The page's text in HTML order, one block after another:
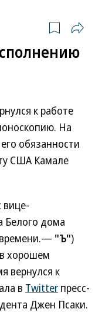
к работе
На
обязанности
США Камале
вице-
Белого дома
"Ъ")
хорошем
вернулся к
в Twitter пресс-
Джен Псаки.